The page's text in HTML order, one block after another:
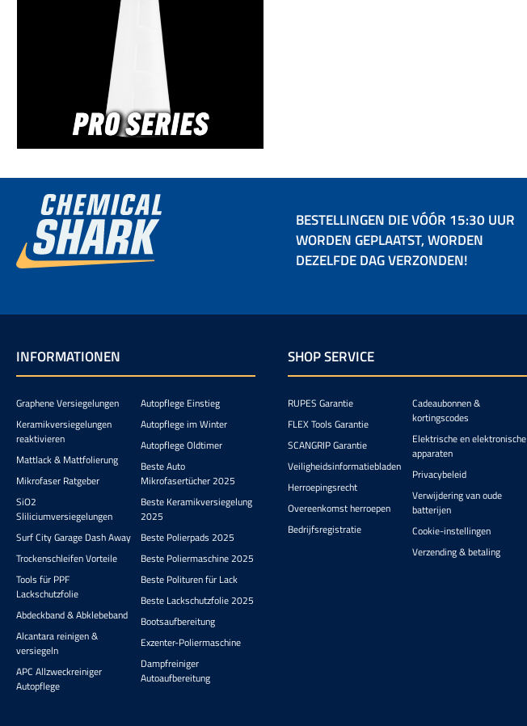
BESTELLINGEN DIE VÓÓR 15:30 UUR
WORDEN GEPLAATST, WORDEN
DEZELFDE DAG VERZONDEN!
INFORMATIONEN
Graphene Versiegelungen
Keramikversiegelungen
reaktivieren
Mattlack & Mattfolierung
Mikrofaser Ratgeber
SiO2
Sliliciumversiegelungen
Surf City Garage Dash Away
Trockenschleifen Vorteile
Tools für PPF
Lackschutzfolie
Abdeckband & Abklebeband
Alcantara reinigen &
versiegeln
APC Allzweckreiniger
Autopflege
Autopflege Einstieg
Autopflege im Winter
Autopflege Oldtimer
Beste Auto
Mikrofasertücher 2025
Beste Keramikversiegelung
2025
Beste Polierpads 2025
Beste Poliermaschine 2025
Beste Polituren für Lack
Beste Lackschutzfolie 2025
Bootsaufbereitung
Exzenter-Poliermaschine
Dampfreiniger
Autoaufbereitung
SHOP SERVICE
RUPES Garantie
FLEX Tools Garantie
SCANGRIP Garantie
Veiligheidsinformatiebladen
Herroepingsrecht
Overeenkomst herroepen
Bedrijfsregistratie
Cadeaubonnen &
kortingscodes
Elektrische en elektronische
apparaten
Privacybeleid
Verwijdering van oude
batterijen
Cookie-instellingen
Verzending & betaling